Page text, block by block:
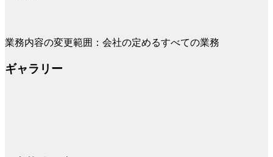
業務内容の変更範囲：会社の定めるすべての業務
ギャラリー